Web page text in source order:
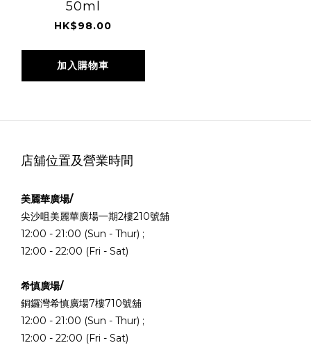
50ml
HK$98.00
加入購物車
店舖位置及營業時間
美麗華廣場/
尖沙咀美麗華廣場一期2樓210號舖
12:00 - 21:00 (Sun - Thur) ;
12:00 - 22:00 (Fri - Sat)
希慎廣場/
銅鑼灣希慎廣場7樓710號舖
12:00 - 21:00 (Sun - Thur) ;
12:00 - 22:00 (Fri - Sat)